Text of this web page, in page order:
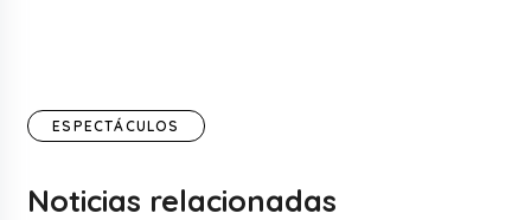
ESPECTÁCULOS
Noticias relacionadas